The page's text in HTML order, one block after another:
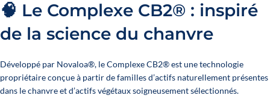
🧠 Le Complexe CB2® : inspiré
de la science du chanvre
Développé par Novaloa®, le Complexe CB2® est une technologie
propriétaire conçue à partir de familles d’actifs naturellement présentes
dans le chanvre et d’actifs végétaux soigneusement sélectionnés.